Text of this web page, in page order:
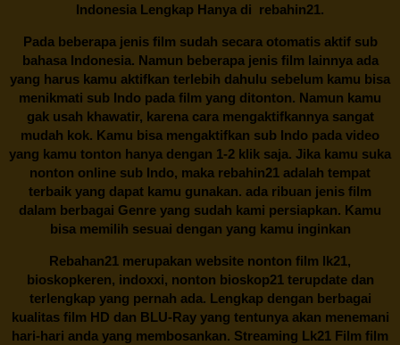
Indonesia Lengkap Hanya di rebahin21.
Pada beberapa jenis film sudah secara otomatis aktif sub
bahasa Indonesia. Namun beberapa jenis film lainnya ada
yang harus kamu aktifkan terlebih dahulu sebelum kamu bisa
menikmati sub Indo pada film yang ditonton. Namun kamu
gak usah khawatir, karena cara mengaktifkannya sangat
mudah kok. Kamu bisa mengaktifkan sub Indo pada video
yang kamu tonton hanya dengan 1-2 klik saja. Jika kamu suka
nonton online sub Indo, maka rebahin21 adalah tempat
terbaik yang dapat kamu gunakan. ada ribuan jenis film
dalam berbagai Genre yang sudah kami persiapkan. Kamu
bisa memilih sesuai dengan yang kamu inginkan
Rebahan21 merupakan website nonton film lk21,
bioskopkeren, indoxxi, nonton bioskop21 terupdate dan
terlengkap yang pernah ada. Lengkap dengan berbagai
kualitas film HD dan BLU-Ray yang tentunya akan menemani
hari-hari anda yang membosankan. Streaming Lk21 Film film